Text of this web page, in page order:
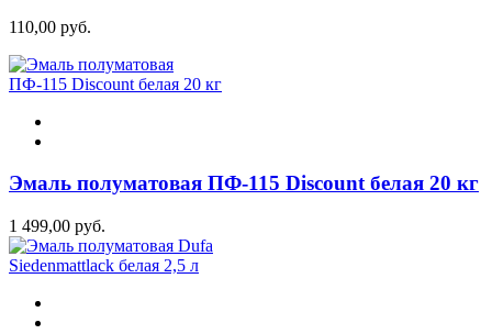
110,00 руб.
Эмаль полуматовая ПФ-115 Discount белая 20 кг
1 499,00 руб.